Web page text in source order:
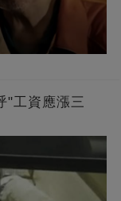
"工資應漲三